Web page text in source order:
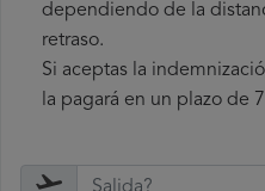
dependiendo de la
retraso.
Si aceptas la
la pagará en un plazo de